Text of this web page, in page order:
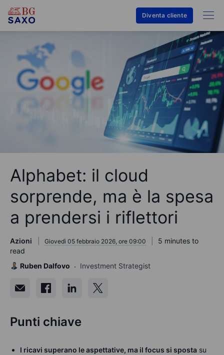
Diventa cliente
Alphabet: il cloud
sorprende, ma è la spesa
a prendersi i riflettori
Azioni Giovedì 05 febbraio 2026, ore 09:00
5 minutes to
read
Ruben Dalfovo
Investment Strategist
Punti chiave
I ricavi superano le aspettative, ma il focus si sposta su